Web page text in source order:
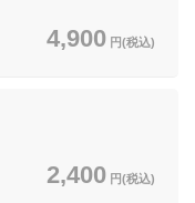
4,900 円(税込)
2,400 円(税込)